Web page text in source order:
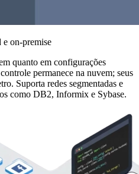
e on-premise
quanto em configurações
permanece na nuvem; seus
Suporta redes segmentadas e
como DB2, Informix e Sybase.